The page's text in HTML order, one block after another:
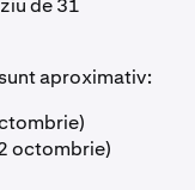
de 31
aproximativ:
octombrie)